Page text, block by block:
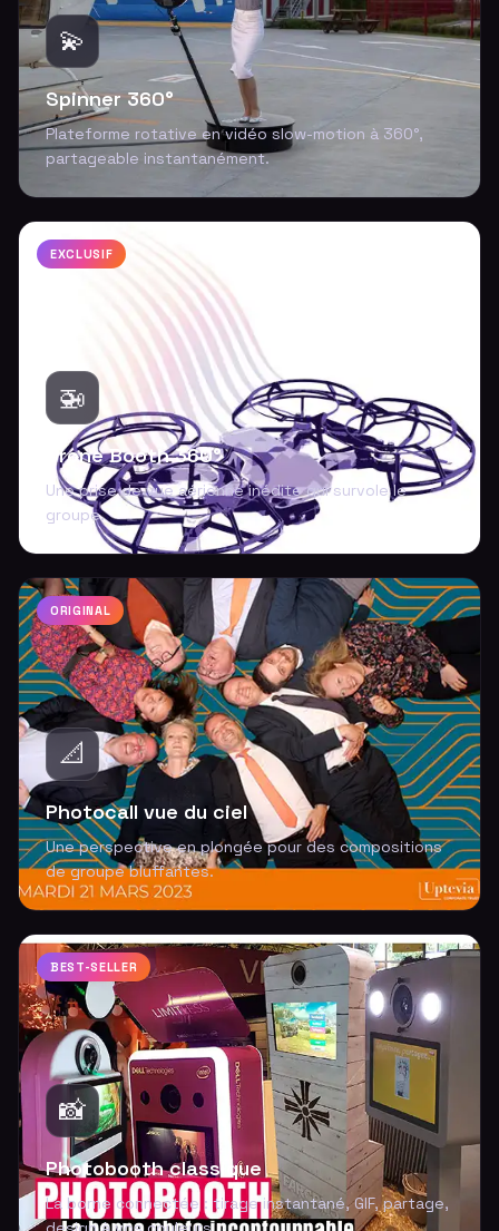
💫
Spinner 360°
Plateforme rotative en vidéo slow-motion à 360°,
partageable instantanément.
EXCLUSIF
🚁
Drone Booth 360°
Une prise de vue aérienne inédite qui survole le
groupe.
ORIGINAL
📐
Photocall vue du ciel
Une perspective en plongée pour des compositions
de groupe bluffantes.
BEST-SELLER
📸
Photobooth classique
La borne connectée : tirage instantané, GIF, partage,